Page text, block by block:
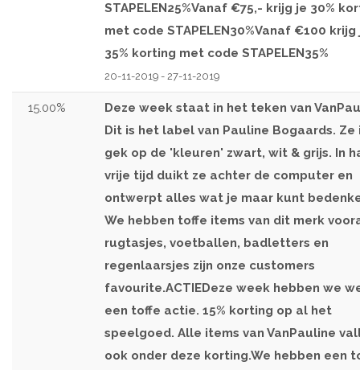
STAPELEN25%Vanaf €75,- krijg je 30%
met code STAPELEN30%Vanaf €100 krijg
35% korting met code STAPELEN35%
20-11-2019 - 27-11-2019
15.00%
Deze week staat in het teken van
Dit is het label van Pauline Bogaards. Ze
gek op de 'kleuren' zwart, wit & grijs. In
vrije tijd duikt ze achter de computer en
ontwerpt alles wat je maar kunt
We hebben toffe items van dit merk
rugtasjes, voetballen, badletters en
regenlaarsjes zijn onze customers
favourite.ACTIEDeze week hebben we
een toffe actie. 15% korting op al het
speelgoed. Alle items van VanPauline
ook onder deze korting.We hebben een